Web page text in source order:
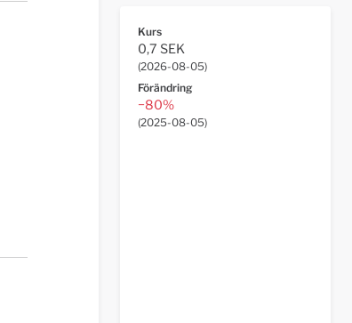
Kurs
0,7 SEK
(2026-08-05)
Förändring
−80%
(2025-08-05)